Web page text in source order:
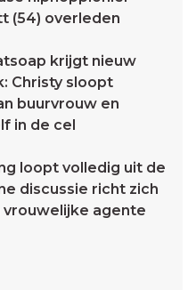
(54) overleden
krijgt nieuw
Christy sloopt
buurvrouw en
in de cel
loopt volledig uit de
discussie richt zich
vrouwelijke agente